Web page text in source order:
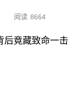
阅读 8664
后竟藏致命一击